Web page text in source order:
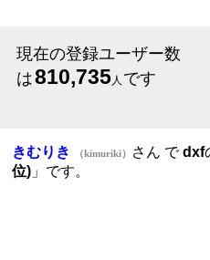
現在の登録ユーザー数
は810,735人 です
きむりき （kimuriki） さん でdxf
位) 」です。